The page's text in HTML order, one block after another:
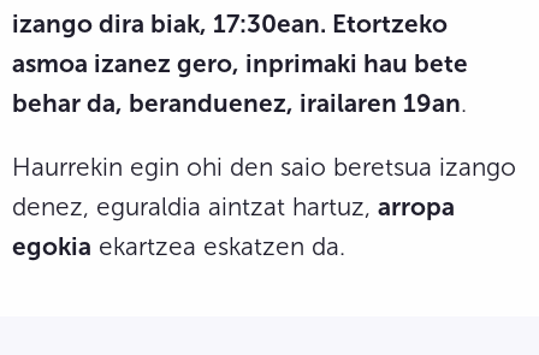
izango dira biak, 17:30ean. Etortzeko
asmoa izanez gero, inprimaki hau bete
behar da, beranduenez, irailaren 19an.
Haurrekin egin ohi den saio beretsua izango
denez, eguraldia aintzat hartuz, arropa
egokia ekartzea eskatzen da.